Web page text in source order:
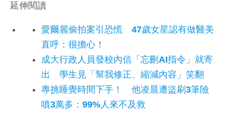
延伸閱讀
愛爾麗偷拍案引恐慌 47歲女星認有做醫美
直呼：很擔心！
成大行政人員發校內信「忘刪AI指令」就寄
出 學生見「幫我修正、縮減內容」笑翻
專挑睡覺時間下手！ 他凌晨遭盜刷3筆險
噴3萬多：99%人來不及救